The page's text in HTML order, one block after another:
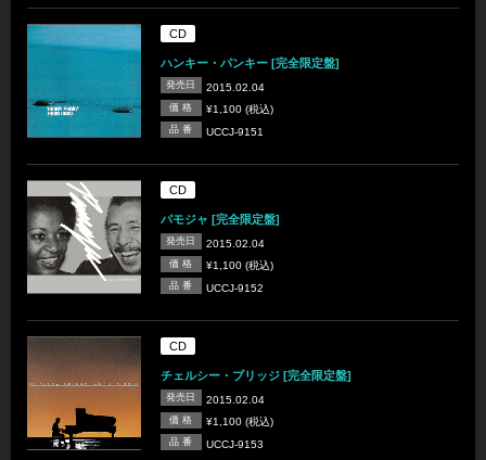
CD
ハンキー・パンキー [完全限定盤]
発売日 2015.02.04
価 格 ¥1,100 (税込)
品 番 UCCJ-9151
CD
パモジャ [完全限定盤]
発売日 2015.02.04
価 格 ¥1,100 (税込)
品 番 UCCJ-9152
CD
チェルシー・ブリッジ [完全限定盤]
発売日 2015.02.04
価 格 ¥1,100 (税込)
品 番 UCCJ-9153